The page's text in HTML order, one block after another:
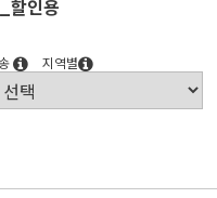
할인용
지역별